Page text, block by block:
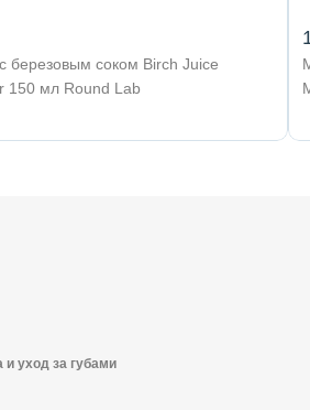
березовым соком Birch Juice
150 мл Round Lab
и уход за губами